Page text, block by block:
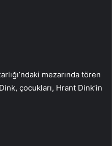
mezarında tören
çocukları, Hrant Dink’in